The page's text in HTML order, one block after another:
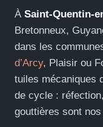
À Saint-Quentin-
Bretonneux,
dans les
d’Arcy, Plaisir ou
tuiles mécaniques
de cycle :
gouttières sont